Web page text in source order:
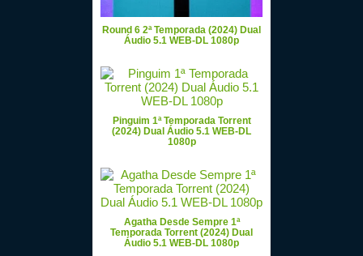
Round 6 2ª Temporada (2024) Dual
Áudio 5.1 WEB-DL 1080p
Pinguim 1ª Temporada Torrent
(2024) Dual Áudio 5.1 WEB-DL
1080p
Agatha Desde Sempre 1ª
Temporada Torrent (2024) Dual
Áudio 5.1 WEB-DL 1080p